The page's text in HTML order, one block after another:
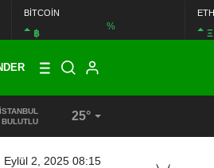
BİTCOİN
฿
%
Ξ
MİTHAT BÜLENT ÖZMEN’DEN
İSTANBUL
25°
Eylül 2, 2025 08:15